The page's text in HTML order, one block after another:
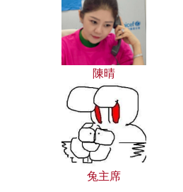
陳晴
兔主席